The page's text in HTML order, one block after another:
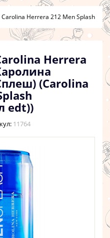
Carolina Herrera 212 Men Splash
Herrera
(Carolina
edt))
11764